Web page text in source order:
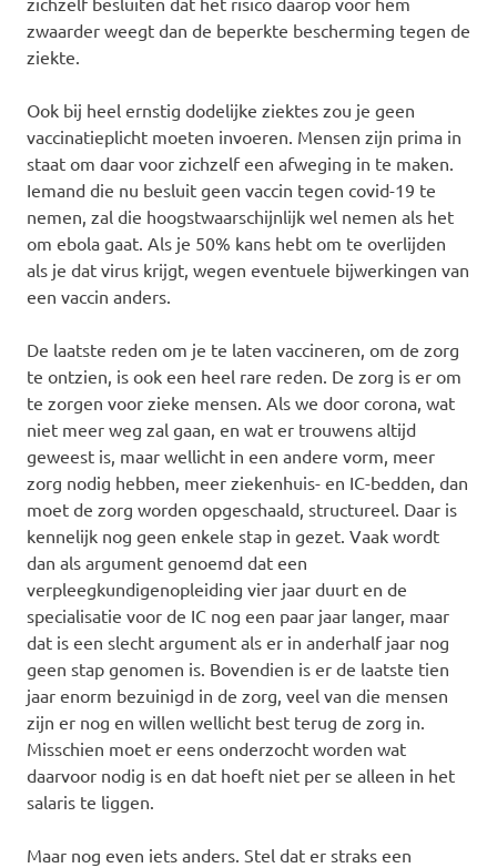
zwaarder weegt dan de beperkte bescherming tegen de
ziekte.
Ook bij heel ernstig dodelijke ziektes zou je geen
vaccinatieplicht moeten invoeren. Mensen zijn prima in
staat om daar voor zichzelf een afweging in te maken.
Iemand die nu besluit geen vaccin tegen covid-19 te
nemen, zal die hoogstwaarschijnlijk wel nemen als het
om ebola gaat. Als je 50% kans hebt om te overlijden
als je dat virus krijgt, wegen eventuele bijwerkingen van
een vaccin anders.
De laatste reden om je te laten vaccineren, om de zorg
te ontzien, is ook een heel rare reden. De zorg is er om
te zorgen voor zieke mensen. Als we door corona, wat
niet meer weg zal gaan, en wat er trouwens altijd
geweest is, maar wellicht in een andere vorm, meer
zorg nodig hebben, meer ziekenhuis- en IC-bedden, dan
moet de zorg worden opgeschaald, structureel. Daar is
kennelijk nog geen enkele stap in gezet. Vaak wordt
dan als argument genoemd dat een
verpleegkundigenopleiding vier jaar duurt en de
specialisatie voor de IC nog een paar jaar langer, maar
dat is een slecht argument als er in anderhalf jaar nog
geen stap genomen is. Bovendien is er de laatste tien
jaar enorm bezuinigd in de zorg, veel van die mensen
zijn er nog en willen wellicht best terug de zorg in.
Misschien moet er eens onderzocht worden wat
daarvoor nodig is en dat hoeft niet per se alleen in het
salaris te liggen.
Maar nog even iets anders. Stel dat er straks een